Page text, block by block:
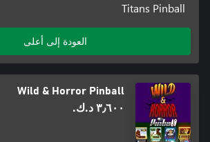
Titans Pinball
العودة إلى أعلى
Wild & Horror Pinball
٣٫٦٠٠ د.ك.‏